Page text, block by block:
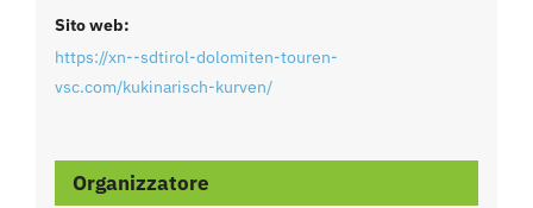
Sito web:
https://xn--sdtirol-dolomiten-touren-
vsc.com/kukinarisch-kurven/
Organizzatore